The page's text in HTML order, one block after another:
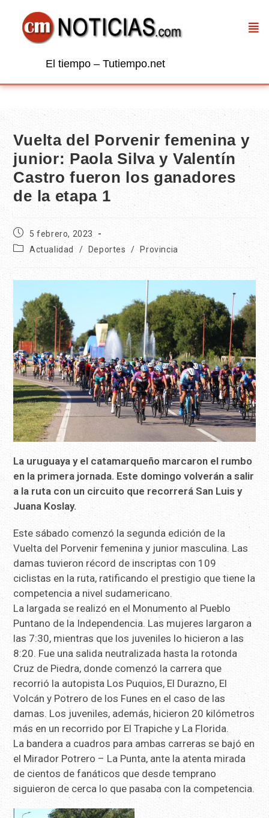
El tiempo – Tutiempo.net
Vuelta del Porvenir femenina y
junior: Paola Silva y Valentín
Castro fueron los ganadores
de la etapa 1
5 febrero, 2023
Actualidad
/ Deportes / Provincia
La uruguaya y el catamarqueño marcaron el rumbo
en la primera jornada. Este domingo volverán a salir
a la ruta con un circuito que recorrerá San Luis y
Juana Koslay.
Este sábado comenzó la segunda edición de la
Vuelta del Porvenir femenina y junior masculina. Las
damas tuvieron récord de inscriptas con 109
ciclistas en la ruta, ratificando el prestigio que tiene la
competencia a nivel sudamericano.
La largada se realizó en el Monumento al Pueblo
Puntano de la Independencia. Las mujeres largaron a
las 7:30, mientras que los juveniles lo hicieron a las
8:20. Fue una salida neutralizada hasta la rotonda
Cruz de Piedra, donde comenzó la carrera que
recorrió la autopista Los Puquios, El Durazno, El
Volcán y Potrero de los Funes en el caso de las
damas. Los juveniles, además, hicieron 20 kilómetros
más en un recorrido por El Trapiche y La Florida.
La bandera a cuadros para ambas carreras se bajó en
el Mirador Potrero – La Punta, ante la atenta mirada
de cientos de fanáticos que desde temprano
siguieron de cerca lo que pasaba con la competencia.